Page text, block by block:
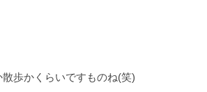
歩かくらいですものね(笑)